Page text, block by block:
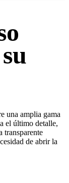
una amplia gama
el último detalle,
transparente
de abrir la